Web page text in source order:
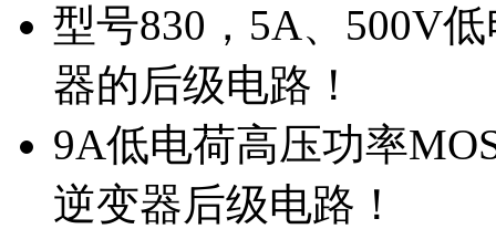
型号830，5A、500V
器的后级电路！
9A低电荷高压功率
逆变器后级电路！